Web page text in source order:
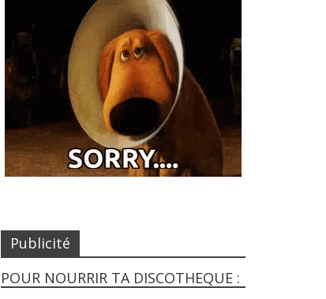
Publicité
POUR NOURRIR TA DISCOTHEQUE :